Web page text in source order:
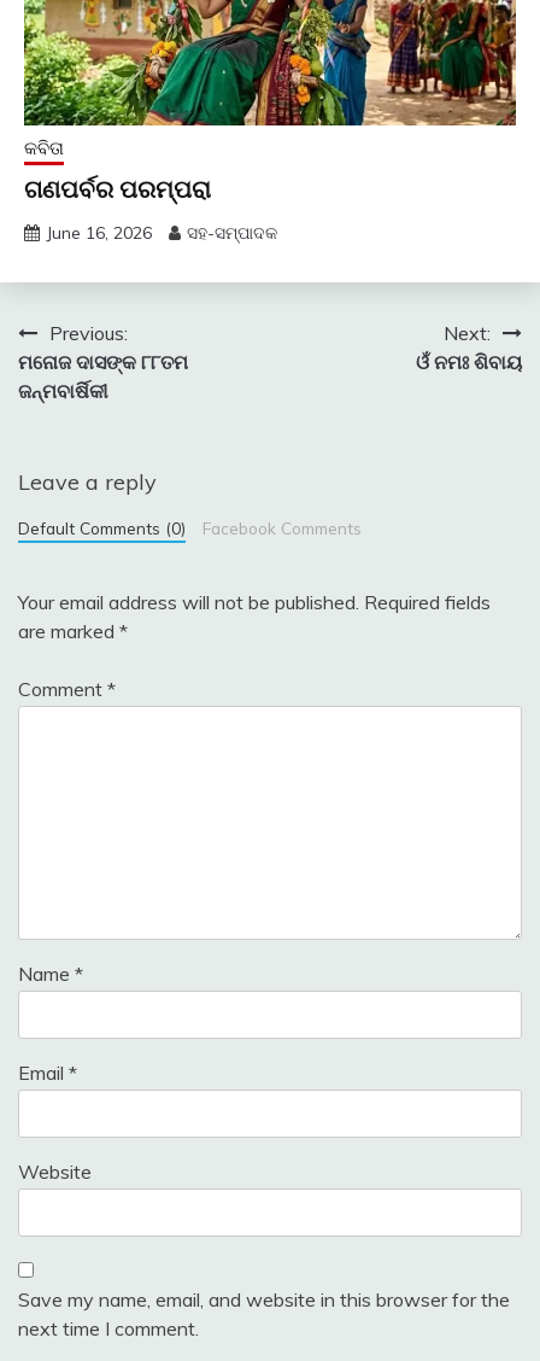
କବିତା
ଗଣପର୍ବର ପରମ୍ପରା
June 16, 2026 ସହ-ସମ୍ପାଦକ
Post
navigation
Previous:
ମନୋଜ ଦାସଙ୍କ ୮୮ତମ
ଜନ୍ମବାର୍ଷିକୀ
Next:
ଓଁ ନମଃ ଶିବାୟ
Leave a reply
Default Comments (0) Facebook Comments
Your email address will not be published. Required fields
are marked *
Comment *
Name *
Email *
Website
Save my name, email, and website in this browser for the
next time I comment.